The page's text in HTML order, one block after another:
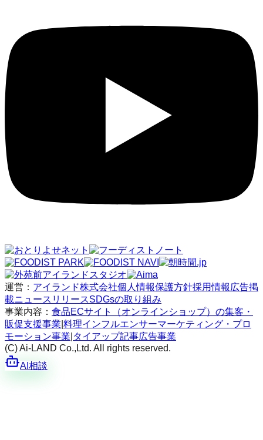
運営： アイランド株式会社個人情報保護方針採用情報 広告掲
載ニュースリリースSDGsの取り組み
事業内容： 食品ECサイト（オンラインショップ）の集客・
販促支援事業 料理インフルエンサーマーケティング・プロ
モーション事業 タイアップ記事広告事業
(C) Ai-LAND Co.,Ltd. All rights reserved.
AI相談